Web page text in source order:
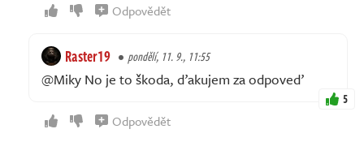
Odpovědět
Raster19 pondělí, 11. 9., 11:55
@Miky No je to škoda, ďakujem za odpoveď
5
Odpovědět